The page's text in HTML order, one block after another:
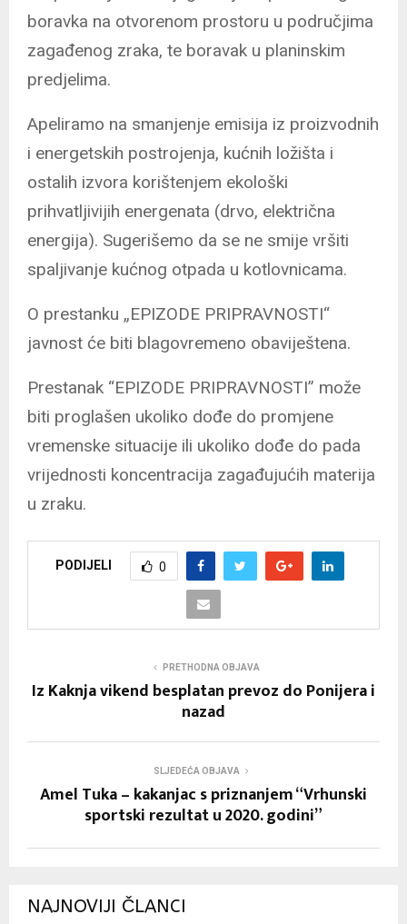
boravka na otvorenom prostoru u područjima
zagađenog zraka, te boravak u planinskim
predjelima.
Apeliramo na smanjenje emisija iz proizvodnih
i energetskih postrojenja, kućnih ložišta i
ostalih izvora korištenjem ekološki
prihvatljivijih energenata (drvo, električna
energija). Sugerišemo da se ne smije vršiti
spaljivanje kućnog otpada u kotlovnicama.
O prestanku „EPIZODE PRIPRAVNOSTI“
javnost će biti blagovremeno obaviještena.
Prestanak “EPIZODE PRIPRAVNOSTI” može
biti proglašen ukoliko dođe do promjene
vremenske situacije ili ukoliko dođe do pada
vrijednosti koncentracija zagađujućih materija
u zraku.
PODIJELI 0
PRETHODNA OBJAVA
Iz Kaknja vikend besplatan prevoz do Ponijera i
nazad
SLJEDEĆA OBJAVA
Amel Tuka – kakanjac s priznanjem “Vrhunski
sportski rezultat u 2020. godini”
NAJNOVIJI ČLANCI